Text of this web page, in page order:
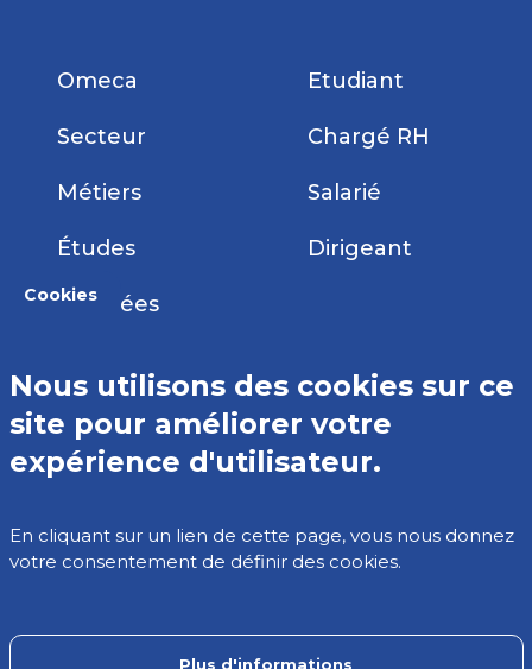
Omeca
Secteur
Métiers
Études
Données
Etudiant
Chargé RH
Salarié
Dirigeant
Comparateur de métiers
La liste des métiers
Les outils
Cookies
Nous utilisons des cookies sur ce
site pour améliorer votre
expérience d'utilisateur.
En cliquant sur un lien de cette page, vous nous donnez
votre consentement de définir des cookies.
Plus d'informations